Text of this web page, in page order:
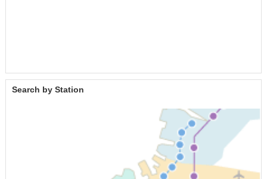
Search by Station